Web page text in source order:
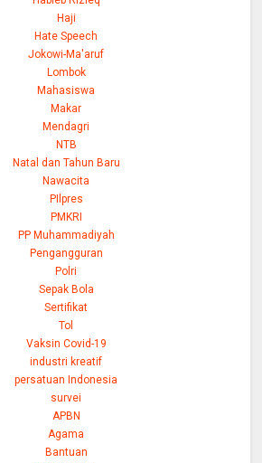
Haji
Hate Speech
Jokowi-Ma'aruf
Lombok
Mahasiswa
Makar
Mendagri
NTB
Natal dan Tahun Baru
Nawacita
PIlpres
PMKRI
PP Muhammadiyah
Pengangguran
Polri
Sepak Bola
Sertifikat
Tol
Vaksin Covid-19
industri kreatif
persatuan Indonesia
survei
APBN
Agama
Bantuan